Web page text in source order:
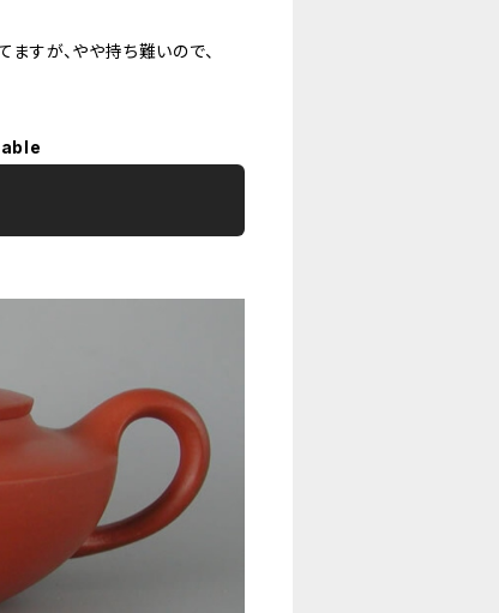
すが、やや持ち難いので、